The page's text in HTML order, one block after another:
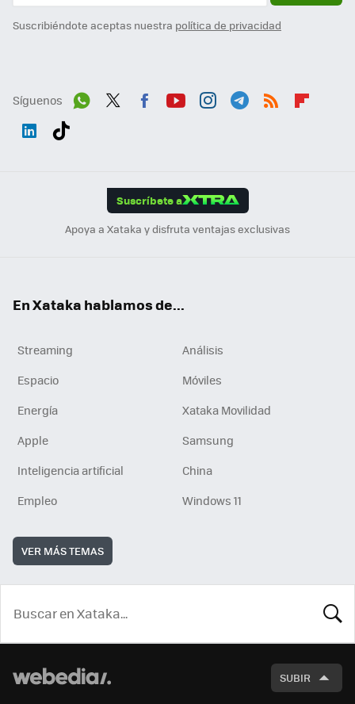
Suscribiéndote aceptas nuestra política de privacidad
Síguenos
Suscríbete a
Apoya a Xataka y disfruta ventajas exclusivas
En Xataka hablamos de...
Streaming
Análisis
Espacio
Móviles
Energía
Xataka Movilidad
Apple
Samsung
Inteligencia artificial
China
Empleo
Windows 11
VER MÁS TEMAS
SUBIR